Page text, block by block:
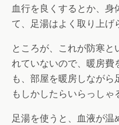
血行を良くするとか、
て、足湯はよく取り上げ
ところが、これが防寒と
れていないので、暖房
も、部屋を暖房しながら
もしかしたらいらっしゃ
足湯を使うと、血液が